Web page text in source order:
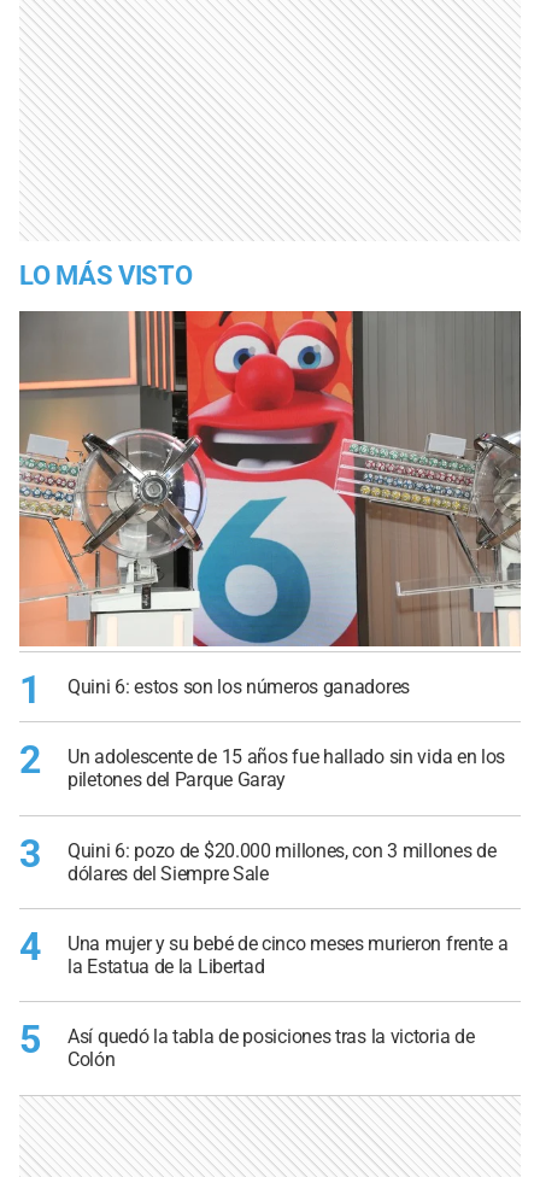
LO MÁS VISTO
1 Quini 6: estos son los números ganadores
2
Un adolescente de 15 años fue hallado sin vida en los
piletones del Parque Garay
3
Quini 6: pozo de $20.000 millones, con 3 millones de
dólares del Siempre Sale
4
Una mujer y su bebé de cinco meses murieron frente a
la Estatua de la Libertad
5
Así quedó la tabla de posiciones tras la victoria de
Colón